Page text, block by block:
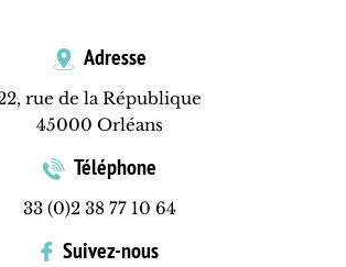
Adresse
rue de la République
45000 Orléans
Téléphone
33 (0)2 38 77 10 64
Suivez-nous